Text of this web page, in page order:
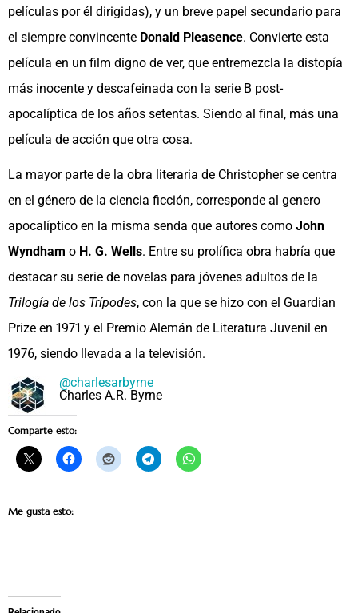
películas por él dirigidas), y un breve papel secundario para
el siempre convincente Donald Pleasence. Convierte esta
película en un film digno de ver, que entremezcla la distopía
más inocente y descafeinada con la serie B post-
apocalíptica de los años setentas. Siendo al final, más una
película de acción que otra cosa.
La mayor parte de la obra literaria de Christopher se centra
en el género de la ciencia ficción, corresponde al genero
apocalíptico en la misma senda que autores como John
Wyndham o H. G. Wells. Entre su prolífica obra habría que
destacar su serie de novelas para jóvenes adultos de la
Trilogía de los Trípodes, con la que se hizo con el Guardian
Prize en 1971 y el Premio Alemán de Literatura Juvenil en
1976, siendo llevada a la televisión.
@charlesarbyrne
Charles A.R. Byrne
Comparte esto:
Me gusta esto: